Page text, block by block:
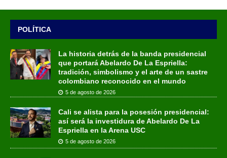
POLÍTICA
La historia detrás de la banda presidencial
que portará Abelardo De La Espriella:
tradición, simbolismo y el arte de un sastre
colombiano reconocido en el mundo
5 de agosto de 2026
Cali se alista para la posesión presidencial:
así será la investidura de Abelardo De La
Espriella en la Arena USC
5 de agosto de 2026